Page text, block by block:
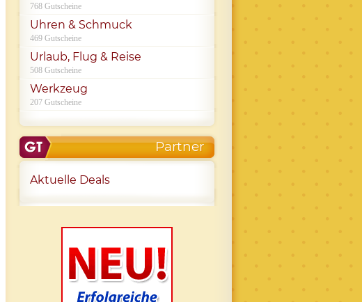
768 Gutscheine
Uhren & Schmuck
469 Gutscheine
Urlaub, Flug & Reise
508 Gutscheine
Werkzeug
207 Gutscheine
Partner
Aktuelle Deals